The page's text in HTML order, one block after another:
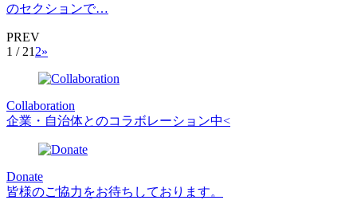
のセクションで…
PREV
1 / 21 2»
Collaboration
企業・自治体とのコラボレーション中<
Donate
皆様のご協力をお待ちしております。